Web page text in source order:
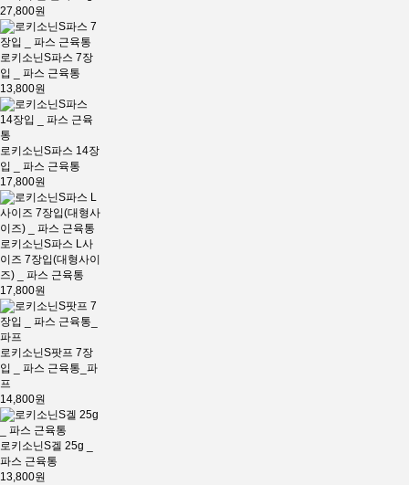
27,800원
로키소닌S파스 7장
입 _ 파스 근육통
13,800원
로키소닌S파스 14장
입 _ 파스 근육통
17,800원
로키소닌S파스 L사
이즈 7장입(대형사이
즈) _ 파스 근육통
17,800원
로키소닌S팟프 7장
입 _ 파스 근육통_파
프
14,800원
로키소닌S겔 25g _
파스 근육통
13,800원